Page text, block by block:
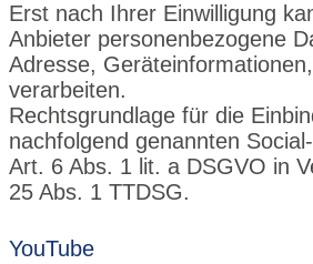
Erst nach Ihrer Einwilligung
Anbieter personenbezogene
Adresse,
verarbeiten.
Rechtsgrundlage für die
nachfolgend genannten
Art. 6 Abs. 1 lit. a DSGVO in
25 Abs. 1 TTDSG.
YouTube